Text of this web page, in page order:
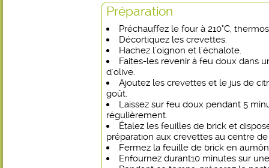
Préparation
Préchauffez le four à 210°C,
Décortiquez les crevettes.
Hachez l'oignon et l'échalote.
Faites-les revenir à feu doux dans
d'olive.
Ajoutez les crevettes et le jus de
goût.
Laissez sur feu doux pendant 5
régulièrement.
Étalez les feuilles de brick et
préparation aux crevettes au centre
Fermez la feuille de brick en
Enfournez durant10 minutes sur